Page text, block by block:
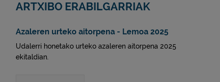
ARTXIBO ERABILGARRIAK
Azaleren urteko aitorpena - Lemoa 2025
Udalerri honetako urteko azaleren aitorpena 2025
ekitaldian.